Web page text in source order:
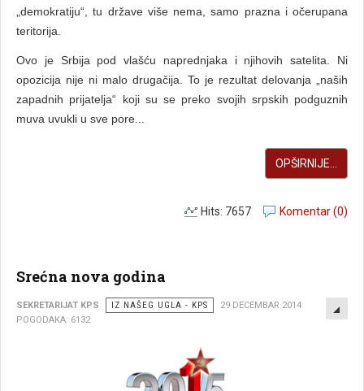
„demokratiju“, tu države više nema, samo prazna i očerupana
teritorija.
Ovo je Srbija pod vlašću naprednjaka i njihovih satelita. Ni
opozicija nije ni malo drugačija. To je rezultat delovanja „naših
zapadnih prijatelja“ koji su se preko svojih srpskih podguznih
muva uvukli u sve pore...
OPŠIRNIJE...
Komentar (0)
Hits: 7657
Srećna nova godina
SEKRETARIJAT KPS IZ NAŠEG UGLA - KPS
29 DECEMBAR 2014
POGODAKA: 6132